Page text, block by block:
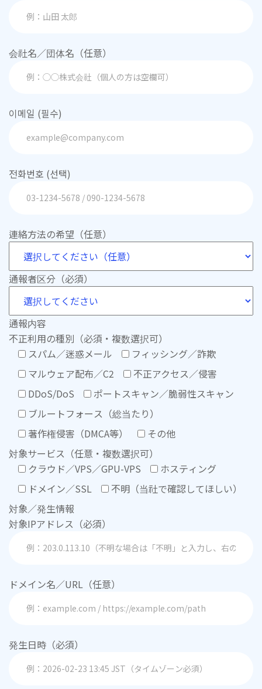
会社名／団体名（任意）
이메일 (필수)
전화번호 (선택)
連絡方法の希望（任意）
通報者区分（必須）
通報内容
不正利用の種別（必須・複数選択可）
スパム／迷惑メール
フィッシング／詐欺
マルウェア配布／C2
不正アクセス／侵害
DDoS/DoS
ポートスキャン／脆弱性スキャン
ブルートフォース（総当たり）
著作権侵害（DMCA等）
その他
対象サービス（任意・複数選択可）
クラウド／VPS／GPU-VPS
ホスティング
ドメイン／SSL
不明（当社で確認してほしい）
対象／発生情報
対象IPアドレス（必須）
ドメイン名／URL（任意）
発生日時（必須）